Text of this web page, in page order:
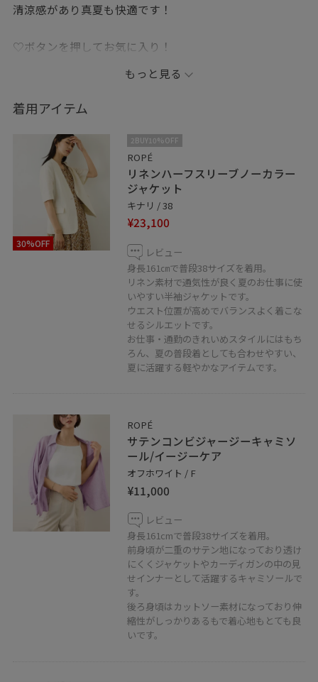
清涼感があり真夏も快適です！
♡ボタンを押してお気に入り！
や商品がチェックしやすくなります。
※記載のないアイテムはスタッフの私物です。
※店頭及び屋外での撮影画像は、光の当たり具合で色味
が異なって見える場合がございます。
商品の色味はスタジオ撮影の画像をご参照下さい。
LINE接客も承ってます！
お取り置きなどもお伺い出来ますので、お気軽にメッセ
ージ送ってください！
もっと見る
着用アイテム
30%OFF
2BUY10%OFF
ROPÉ
リネンハーフスリーブノーカラー
ジャケット
キナリ / 38
¥23,100
レビュー
身長161㎝で普段38サイズを着用。
リネン素材で通気性が良く夏のお仕事に使
いやすい半袖ジャケットです。
ウエスト位置が高めでバランスよく着こな
せるシルエットです。
お仕事・通勤のきれいめスタイルにはもち
ろん、夏の普段着としても合わせやすい、
夏に活躍する軽やかなアイテムです。
ROPÉ
サテンコンビジャージーキャミソ
ール/イージーケア
オフホワイト / F
¥11,000
レビュー
身長161cmで普段38サイズを着用。
前身頃が二重のサテン地になっており透け
にくくジャケットやカーディガンの中の見
せインナーとして活躍するキャミソールで
す。
後ろ身頃はカットソー素材になっており伸
縮性がしっかりあるもで着心地もとても良
いです。